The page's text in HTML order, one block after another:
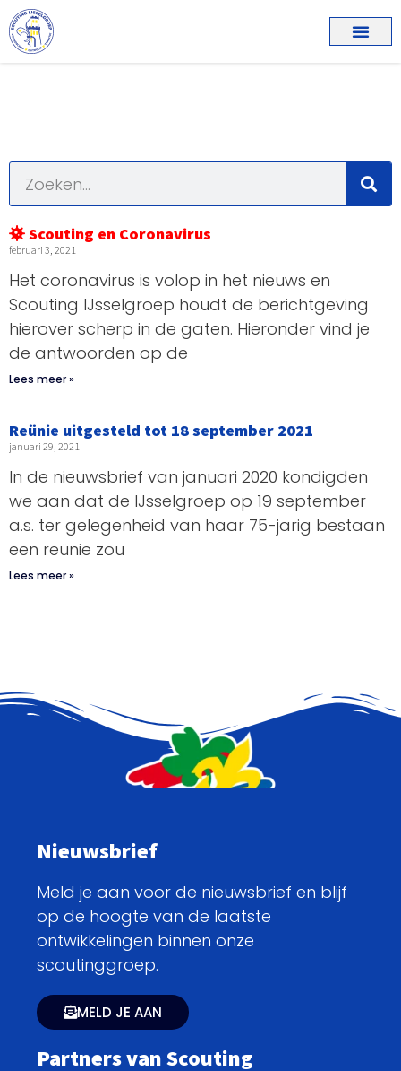
Scouting en Coronavirus
februari 3, 2021
Het coronavirus is volop in het nieuws en
Scouting IJsselgroep houdt de berichtgeving
hierover scherp in de gaten. Hieronder vind je
de antwoorden op de
Lees meer »
Reünie uitgesteld tot 18 september 2021
januari 29, 2021
In de nieuwsbrief van januari 2020 kondigden
we aan dat de IJsselgroep op 19 september
a.s. ter gelegenheid van haar 75-jarig bestaan
een reünie zou
Lees meer »
Nieuwsbrief
Meld je aan voor de nieuwsbrief en blijf
op de hoogte van de laatste
ontwikkelingen binnen onze
scoutinggroep.
MELD JE AAN
Partners van Scouting